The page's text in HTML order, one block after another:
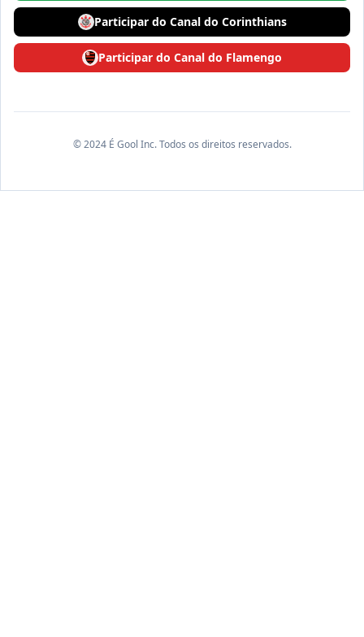
Participar do Canal do Corinthians
Participar do Canal do Flamengo
© 2024 É Gool Inc. Todos os direitos reservados.